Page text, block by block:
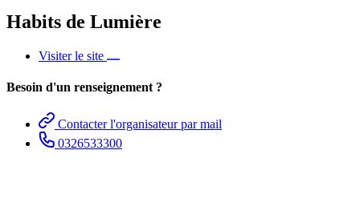
Habits de Lumière
Visiter le site
Besoin d'un renseignement ?
Contacter l'organisateur par mail
0326533300